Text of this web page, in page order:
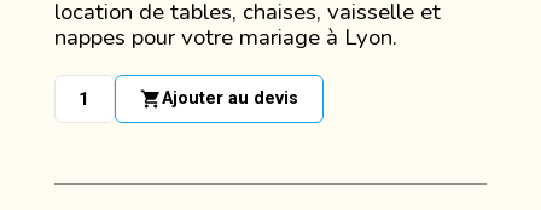
location de tables, chaises, vaisselle et
nappes pour votre mariage à Lyon.
shopping_cartAjouter au devis